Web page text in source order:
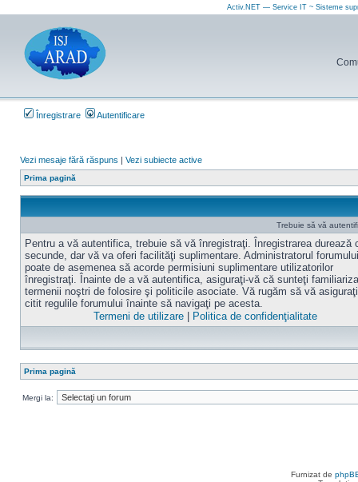
Activ.NET — Service IT ~ Sisteme
Înregistrare Autentificare
Vezi mesaje fără răspuns | Vezi subiecte active
Prima pagină
Trebuie să vă
Pentru a vă autentifica, trebuie să vă înregistraţi. Înregistrarea durează
secunde, dar vă va oferi facilităţi suplimentare. Administratorul forumului
poate de asemenea să acorde permisiuni suplimentare utilizatorilor
înregistraţi. Înainte de a vă autentifica, asiguraţi-vă că sunteţi
termenii noştri de folosire şi politicile asociate. Vă rugăm să vă
citit regulile forumului înainte să navigaţi pe acesta.
Termeni de utilizare
Politica de confidenţialitate
Prima pagină
Mergi la:
Furnizat de